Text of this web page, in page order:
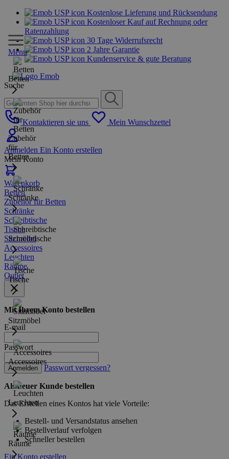
Kostenlose Lieferung und Rücksendung
Kostenloser Kauf auf Rechnung oder
Ratenzahlung
30 Tage Widerrufsrecht
2 Jahre Garantie
Kundenservice & gute Beratung
Suche
Kontaktieren sie uns Mein Wunschzettel
Anmelden Ein Konto erstellen
Mein Konto
Warenkorb
Menu
Betten
Zubehör
für
Betten
Schränke
Schreibtische
Tische
Sitzmöbel
Accessoires
Leuchten
Räume
Betten
Zubehör für Betten
Schränke
Schreibtische
Tische
Sitzmöbel
Accessoires
Leuchten
Räume
Outlet
Mit Ihrem Konto bestellen
E-mail
Passwort
Anmelden Passwort vergessen?
Als neuer Kunde bestellen
Das Erstellen eines Kontos hat viele Vorteile:
Bestell- und Versandstatus ansehen
Bestellverlauf verfolgen
Schneller bestellen
Ein Konto erstellen